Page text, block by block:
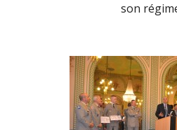
son